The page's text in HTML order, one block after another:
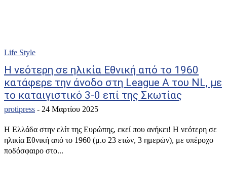
Life Style
Η νεότερη σε ηλικία Εθνική από το 1960
κατάφερε την άνοδο στη League A του NL, με
το καταιγιστικό 3-0 επί της Σκωτίας
protipress - 24 Μαρτίου 2025
Η Ελλάδα στην ελίτ της Ευρώπης, εκεί που ανήκει! Η νεότερη σε
ηλικία Εθνική από το 1960 (μ.ο 23 ετών, 3 ημερών), με υπέροχο
ποδόσφαιρο στο...